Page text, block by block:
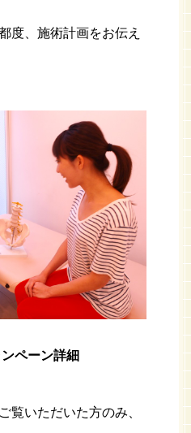
度、施術計画をお伝え
ペーン詳細
覧いただいた方のみ、